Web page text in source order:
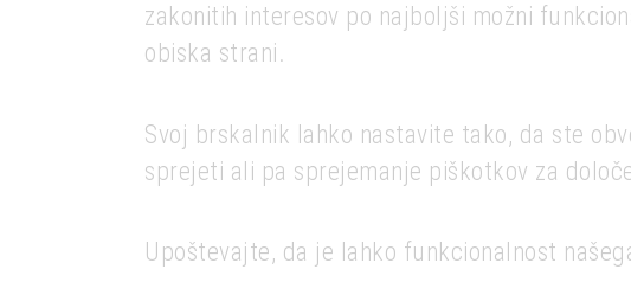
zakonitih interesov po najboljši možni
obiska strani.
Svoj brskalnik lahko nastavite tako, da ste
sprejeti ali pa sprejemanje piškotkov za
Upoštevajte, da je lahko funkcionalnost